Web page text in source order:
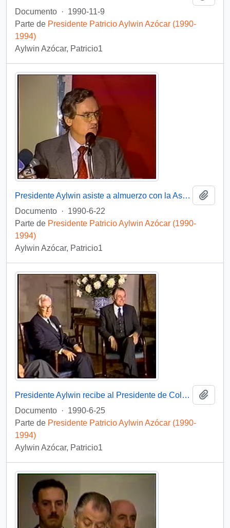
Documento · 1990-11-9
Parte de Presidente Patricio Aylwin Azócar (1990-
1994)
Aylwin Azócar, Patricio1
Presidente Aylwin asiste a almuerzo con la Asociación de Exportadores : video
Documento · 1990-6-22
Parte de Presidente Patricio Aylwin Azócar (1990-
1994)
Aylwin Azócar, Patricio1
Presidente Aylwin recibe al Presidente de Colombia Virgilio Barco Vargas en la Moneda: video
Documento · 1990-6-25
Parte de Presidente Patricio Aylwin Azócar (1990-
1994)
Aylwin Azócar, Patricio1